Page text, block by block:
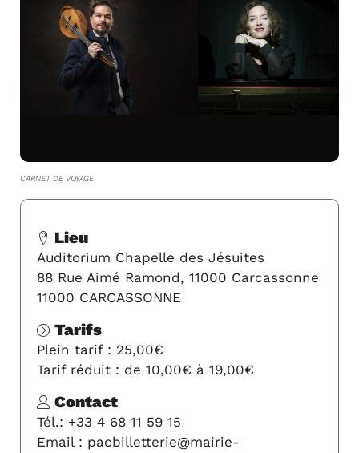
CARNET DE VOYAGE
Lieu
Auditorium Chapelle des Jésuites
88 Rue Aimé Ramond, 11000 Carcassonne
11000 CARCASSONNE
Tarifs
Plein tarif : 25,00€
Tarif réduit : de 10,00€ à 19,00€
Contact
Tél.: +33 4 68 11 59 15
Email : pacbilletterie@mairie-